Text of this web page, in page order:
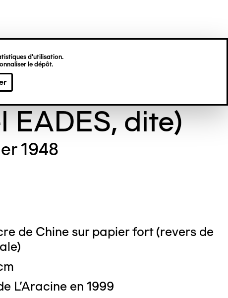
d’utilisation.
le dépôt.
GILL (Maude
EADES, dite)
1948
de Chine sur papier fort (revers de
L'Aracine en 1999